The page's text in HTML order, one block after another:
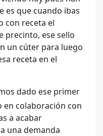
es que cuando ibas
con receta el
precinto, ese sello
un cúter para luego
receta en el
dado ese primer
en colaboración con
a acabar
una demanda